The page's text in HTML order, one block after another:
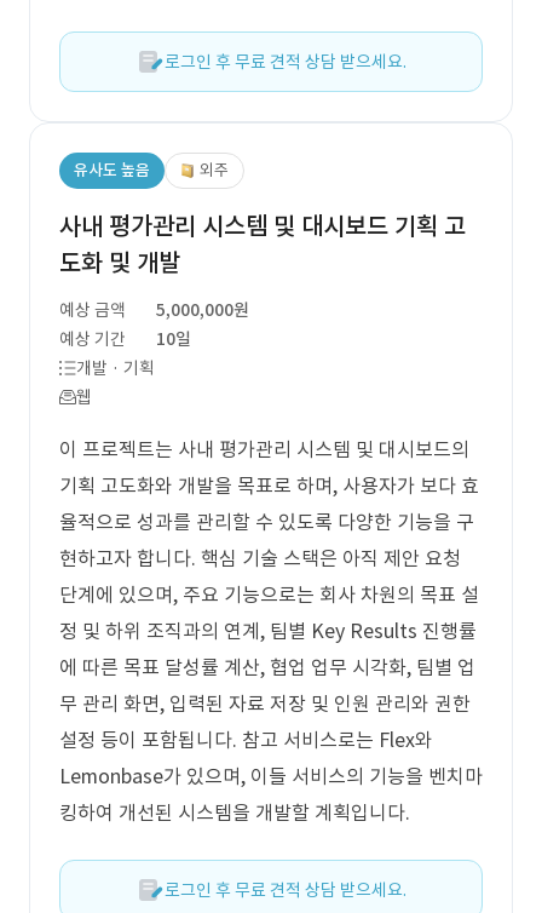
로그인 후 무료 견적 상담 받으세요.
유사도 높음 외주
사내 평가관리 시스템 및 대시보드 기획 고
도화 및 개발
예상 금액
5,000,000원
예상 기간
10일
개발 · 기획
웹
이 프로젝트는 사내 평가관리 시스템 및 대시보드의
기획 고도화와 개발을 목표로 하며, 사용자가 보다 효
율적으로 성과를 관리할 수 있도록 다양한 기능을 구
현하고자 합니다. 핵심 기술 스택은 아직 제안 요청
단계에 있으며, 주요 기능으로는 회사 차원의 목표 설
정 및 하위 조직과의 연계, 팀별 Key Results 진행률
에 따른 목표 달성률 계산, 협업 업무 시각화, 팀별 업
무 관리 화면, 입력된 자료 저장 및 인원 관리와 권한
설정 등이 포함됩니다. 참고 서비스로는 Flex와
Lemonbase가 있으며, 이들 서비스의 기능을 벤치마
킹하여 개선된 시스템을 개발할 계획입니다.
로그인 후 무료 견적 상담 받으세요.